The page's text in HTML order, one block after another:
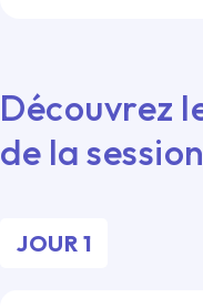
Découvrez
de la session
JOUR 1